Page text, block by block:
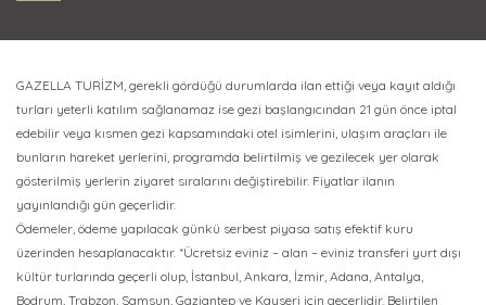
GAZELLA TURİZM, gerekli gördüğü durumlarda ilan ettiği veya kayıt aldığı
turları yeterli katılım sağlanamaz ise gezi başlangıcından 21 gün önce iptal
edebilir veya kısmen gezi kapsamındaki otel isimlerini, ulaşım araçları ile
bunların hareket yerlerini, programda belirtilmiş ve gezilecek yer olarak
gösterilmiş yerlerin ziyaret sıralarını değiştirebilir. Fiyatlar ilanın
yayınlandığı gün geçerlidir.
Ödemeler, ödeme yapılacak günkü serbest piyasa satış efektif kuru
üzerinden hesaplanacaktır. *Ücretsiz eviniz – alan – eviniz transferi yurt dışı
kültür turlarında geçerli olup, İstanbul, Ankara, İzmir, Adana, Antalya,
Bodrum, Trabzon, Samsun, Gaziantep ve Kayseri için geçerlidir. Belirtilen